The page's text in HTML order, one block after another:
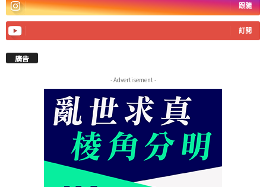
跟隨
訂閱
廣告
- Advertisement -